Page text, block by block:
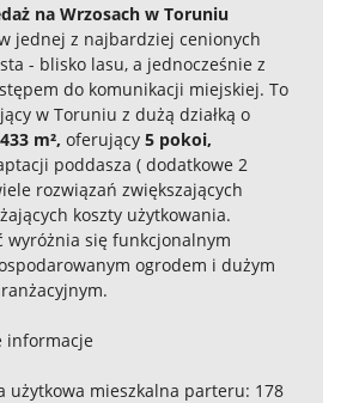
na Wrzosach w Toruniu
jednej z najbardziej cenionych
- blisko lasu, a jednocześnie z
do komunikacji miejskiej. To
w Toruniu z dużą działką o
m², oferujący 5 pokoi,
poddasza ( dodatkowe 2
rozwiązań zwiększających
koszty użytkowania.
wyróżnia się funkcjonalnym
ogrodem i dużym
informacje
użytkowa mieszkalna parteru: 178